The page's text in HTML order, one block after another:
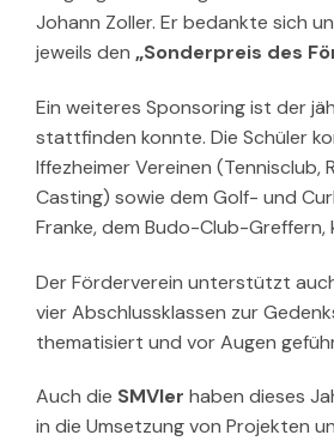
Johann Zoller. Er bedankte sich
jeweils den „Sonderpreis des
Ein weiteres Sponsoring ist der
stattfinden konnte. Die Schüler
Iffezheimer Vereinen
Casting) sowie dem Golf- und
Franke, dem Budo-Club-
Der Förderverein unterstützt
vier Abschlussklassen zur
thematisiert und vor Augen
Auch die SMVler haben dieses
in die Umsetzung von Projekten